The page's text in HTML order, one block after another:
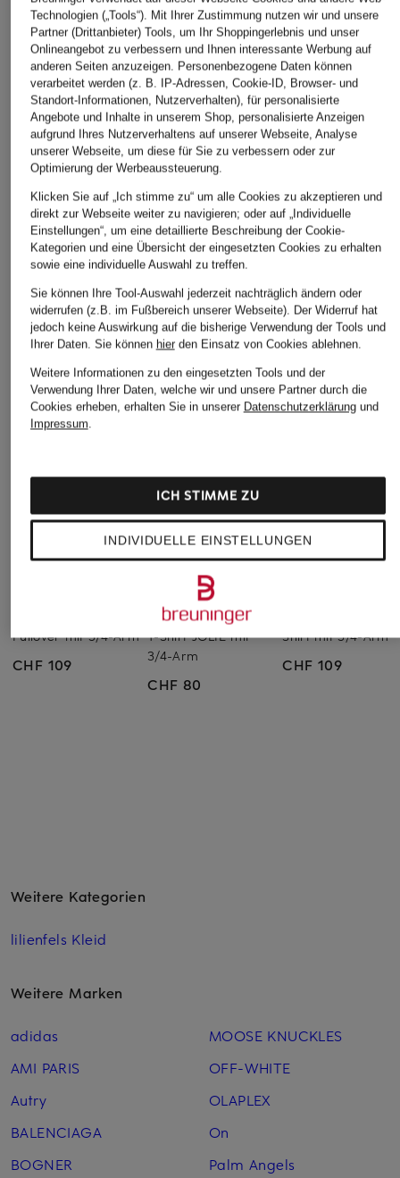
ÄHNLICHE ARTIKEL ENTDECKEN
Pullover mit 3/4-Arm
CHF 109
Juvia
T-Shirt JOLIE mit
3/4-Arm
CHF 80
Shirt mit 3/4-Arm
CHF 109
Weitere Kategorien
lilienfels Kleid
Weitere Marken
adidas
AMI PARIS
Autry
BALENCIAGA
BOGNER
MOOSE KNUCKLES
OFF-WHITE
OLAPLEX
On
Palm Angels
Technologien („Tools“). Mit Ihrer Zustimmung nutzen wir und unsere
Partner (Drittanbieter) Tools, um Ihr Shoppingerlebnis und unser
Onlineangebot zu verbessern und Ihnen interessante Werbung auf
anderen Seiten anzuzeigen. Personenbezogene Daten können
verarbeitet werden (z. B. IP-Adressen, Cookie-ID, Browser- und
Standort-Informationen, Nutzerverhalten), für personalisierte
Angebote und Inhalte in unserem Shop, personalisierte Anzeigen
aufgrund Ihres Nutzerverhaltens auf unserer Webseite, Analyse
unserer Webseite, um diese für Sie zu verbessern oder zur
Optimierung der Werbeaussteuerung.
Klicken Sie auf „Ich stimme zu“ um alle Cookies zu akzeptieren und
direkt zur Webseite weiter zu navigieren; oder auf „Individuelle
Einstellungen“, um eine detaillierte Beschreibung der Cookie-
Kategorien und eine Übersicht der eingesetzten Cookies zu erhalten
sowie eine individuelle Auswahl zu treffen.
Sie können Ihre Tool-Auswahl jederzeit nachträglich ändern oder
widerrufen (z.B. im Fußbereich unserer Webseite). Der Widerruf hat
jedoch keine Auswirkung auf die bisherige Verwendung der Tools und
Ihrer Daten. Sie können hierden Einsatz von Cookies ablehnen.
Weitere Informationen zu den eingesetzten Tools und der
Verwendung Ihrer Daten, welche wir und unsere Partner durch die
Cookies erheben, erhalten Sie in unserer Datenschutzerklärungund
Impressum.
INDIVIDUELLE EINSTELLUNGEN
ICH STIMME ZU